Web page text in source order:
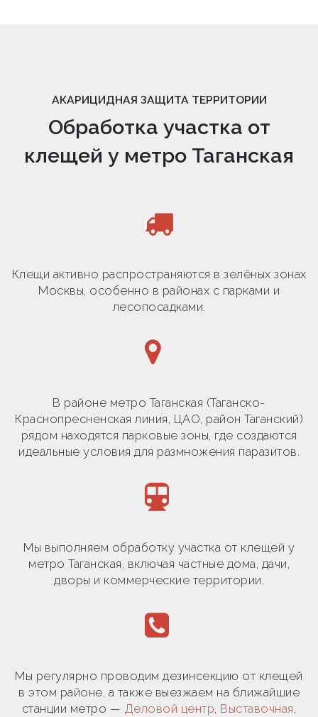
АКАРИЦИДНАЯ ЗАЩИТА ТЕРРИТОРИИ
Обработка участка от
клещей у метро Таганская
Клещи активно распространяются в зелёных зонах
Москвы, особенно в районах с парками и
лесопосадками.
В районе метро Таганская (Таганско-
Краснопресненская линия, ЦАО, район Таганский)
рядом находятся парковые зоны, где создаются
идеальные условия для размножения паразитов.
Мы выполняем обработку участка от клещей у
метро Таганская, включая частные дома, дачи,
дворы и коммерческие территории.
Мы регулярно проводим дезинсекцию от клещей
в этом районе, а также выезжаем на ближайшие
станции метро — Деловой центр, Выставочная,